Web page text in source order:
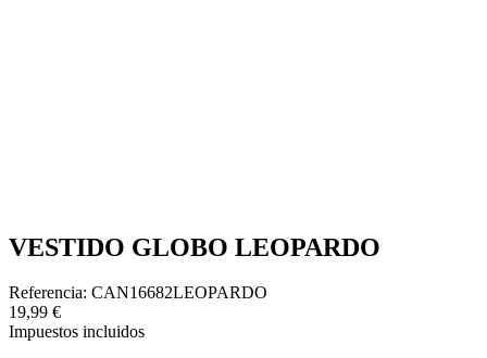
VESTIDO GLOBO LEOPARDO
Referencia: CAN16682LEOPARDO
19,99 €
Impuestos incluidos